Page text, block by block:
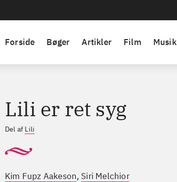
Forside Bøger Artikler Film Musik
Lili er ret syg
Del af Lili
Kim Fupz Aakeson, Siri Melchior